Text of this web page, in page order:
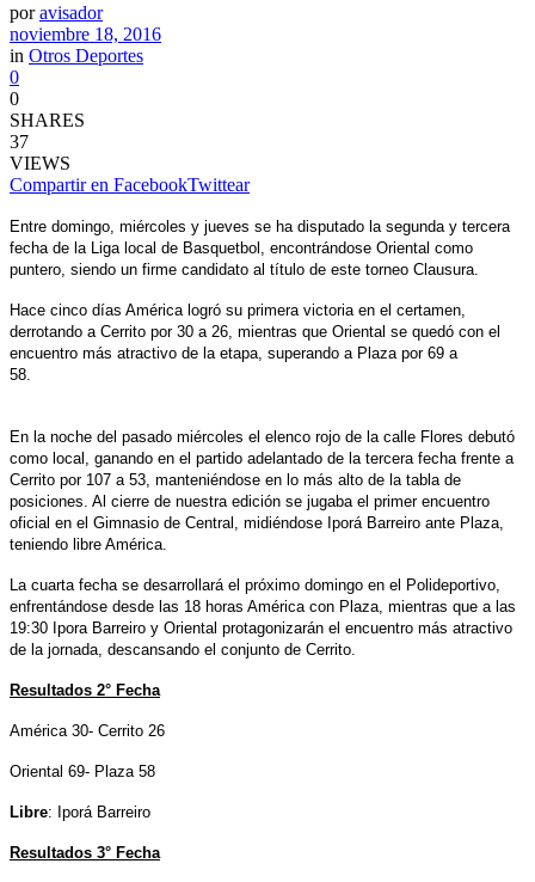
por avisador
noviembre 18, 2016
in Otros Deportes
0
0
SHARES
37
VIEWS
Compartir en FacebookTwittear
Entre domingo, miércoles y jueves se ha disputado la segunda y tercera
fecha de la Liga local de Basquetbol, encontrándose Oriental como
puntero, siendo un firme candidato al título de este torneo Clausura.
Hace cinco días América logró su primera victoria en el certamen,
derrotando a Cerrito por 30 a 26, mientras que Oriental se quedó con el
encuentro más atractivo de la etapa, superando a Plaza por 69 a
58.
En la noche del pasado miércoles el elenco rojo de la calle Flores debutó
como local, ganando en el partido adelantado de la tercera fecha frente a
Cerrito por 107 a 53, manteniéndose en lo más alto de la tabla de
posiciones. Al cierre de nuestra edición se jugaba el primer encuentro
oficial en el Gimnasio de Central, midiéndose Iporá Barreiro ante Plaza,
teniendo libre América.
La cuarta fecha se desarrollará el próximo domingo en el Polideportivo,
enfrentándose desde las 18 horas América con Plaza, mientras que a las
19:30 Ipora Barreiro y Oriental protagonizarán el encuentro más atractivo
de la jornada, descansando el conjunto de Cerrito.
Resultados 2° Fecha
América 30- Cerrito 26
Oriental 69- Plaza 58
Libre: Iporá Barreiro
Resultados 3° Fecha